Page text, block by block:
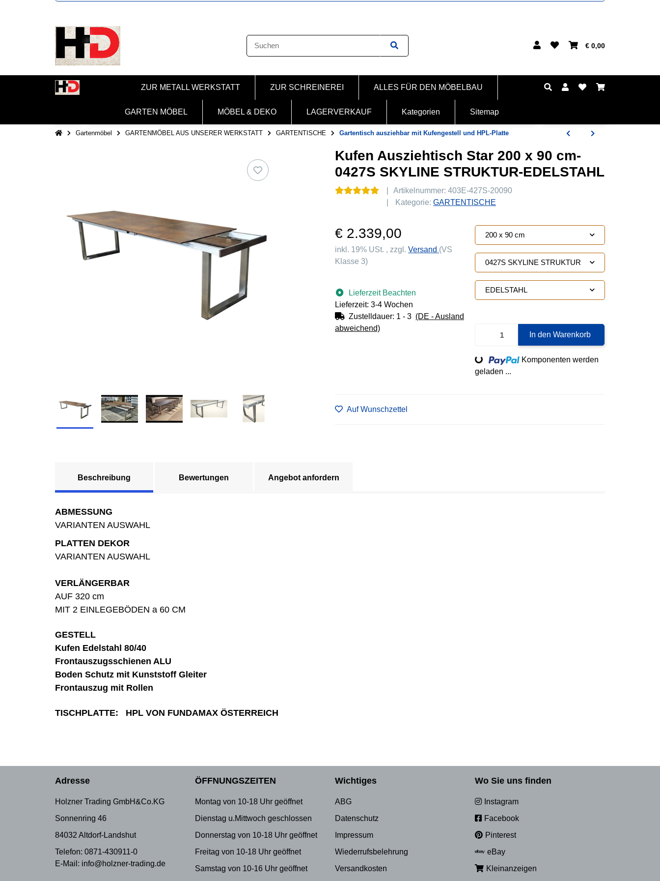
€ 0,00
ZUR METALL WERKSTATT ZUR SCHREINEREI ALLES FÜR DEN MÖBELBAU
GARTEN MÖBEL MÖBEL & DEKO LAGERVERKAUF Kategorien Sitemap
Gartenmöbel GARTENMÖBEL AUS UNSERER WERKSTATT GARTENTISCHE Gartentisch ausziehbar mit Kufengestell und HPL-Platte
Kufen Ausziehtisch Star 200 x 90 cm-
0427S SKYLINE STRUKTUR-EDELSTAHL
Artikelnummer: 403E-427S-20090
Kategorie: GARTENTISCHE
€ 2.339,00
inkl. 19% USt. , zzgl. Versand (VS
Klasse 3)
Lieferzeit Beachten
Lieferzeit: 3-4 Wochen
Zustelldauer: 1 - 3 (DE - Ausland
abweichend)
200 x 90 cm
0427S SKYLINE STRUKTUR
EDELSTAHL
In den Warenkorb
Loading...
Komponenten werden
geladen ...
Auf Wunschzettel
Beschreibung Bewertungen Angebot anfordern
ABMESSUNG
VARIANTEN AUSWAHL
PLATTEN DEKOR
VARIANTEN AUSWAHL
VERLÄNGERBAR
AUF 320 cm
MIT 2 EINLEGEBÖDEN a 60 CM
GESTELL
Kufen Edelstahl 80/40
Frontauszugsschienen ALU
Boden Schutz mit Kunststoff Gleiter
Frontauszug mit Rollen
TISCHPLATTE: HPL VON FUNDAMAX ÖSTERREICH
Adresse
Holzner Trading GmbH&Co.KG
Sonnenring 46
84032 Altdorf-Landshut
Telefon: 0871-430911-0
E-Mail: info@holzner-trading.de
ÖFFNUNGSZEITEN
Montag von 10-18 Uhr geöffnet
Dienstag u.Mittwoch geschlossen
Donnerstag von 10-18 Uhr geöffnet
Freitag von 10-18 Uhr geöffnet
Samstag von 10-16 Uhr geöffnet
Wichtiges
ABG
Datenschutz
Impressum
Wiederrufsbelehrung
Versandkosten
Wo Sie uns finden
Instagram
Facebook
Pinterest
eBay
Kleinanzeigen